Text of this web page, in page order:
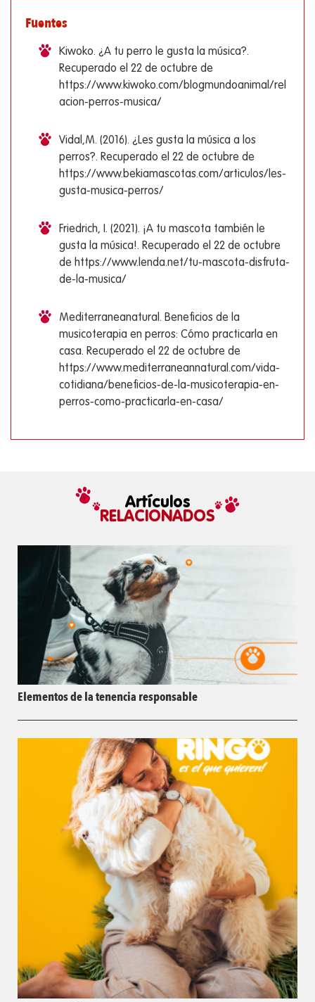
Fuentes
Kiwoko. ¿A tu perro le gusta la música?.
Recuperado el 22 de octubre de
https://www.kiwoko.com/blogmundoanimal/rel
acion-perros-musica/
Vidal,M. (2016). ¿Les gusta la música a los
perros?. Recuperado el 22 de octubre de
https://www.bekiamascotas.com/articulos/les-
gusta-musica-perros/
Friedrich, I. (2021). ¡A tu mascota también le
gusta la música!. Recuperado el 22 de octubre
de https://www.lenda.net/tu-mascota-disfruta-
de-la-musica/
Mediterraneanatural. Beneficios de la
musicoterapia en perros: Cómo practicarla en
casa. Recuperado el 22 de octubre de
https://www.mediterraneannatural.com/vida-
cotidiana/beneficios-de-la-musicoterapia-en-
perros-como-practicarla-en-casa/
Artículos
RELACIONADOS
Elementos de la tenencia responsable